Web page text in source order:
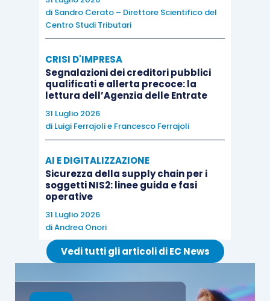
fino a 30.000 euro i rimborsi sono
eseguibili senza prestazione di garanzia
oltre 30.000 euro
l’istanza munita divisto di conformità
sottoscrizione alternativa da parte
dell’organo di controllo
dichiarazione sostitutiva dell’atto di
determinati requisiti patrimoniali;
la prestazione della garanzia è
30.000 euro solo nelle ipotesi di
situazioni di rischio.
credito richiesto in compensazione deve essere
di Sandro Cerato – Direttore Scientifico del
Centro Studi Tributari
CRISI D'IMPRESA
Segnalazioni dei creditori pubblici
qualificati e allerta precoce: la
lettura dell’Agenzia delle Entrate
31 Luglio 2026
di Luigi Ferrajolie Francesco Ferrajoli
AI E DIGITALIZZAZIONE
Sicurezza della supply chain per i
soggetti NIS2: linee guida e fasi
operative
31 Luglio 2026
diAndrea Onori
Vedi tutti gli articoli di EC News